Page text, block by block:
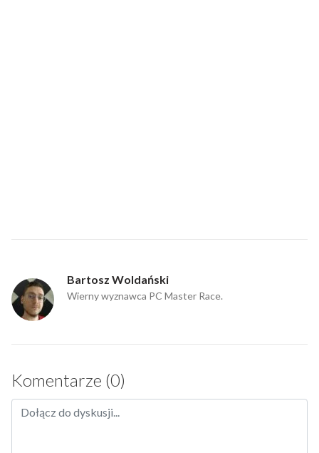
Bartosz Woldański
Wierny wyznawca PC Master Race.
Komentarze (0)